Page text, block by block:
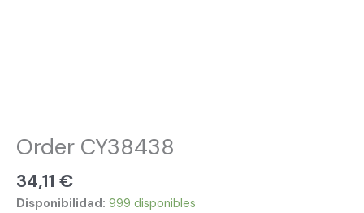
Order CY38438
34,11 €
Disponibilidad: 999 disponibles